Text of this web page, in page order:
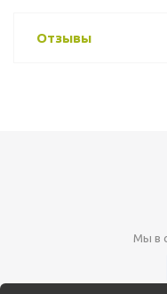
Отзывы
Мы в